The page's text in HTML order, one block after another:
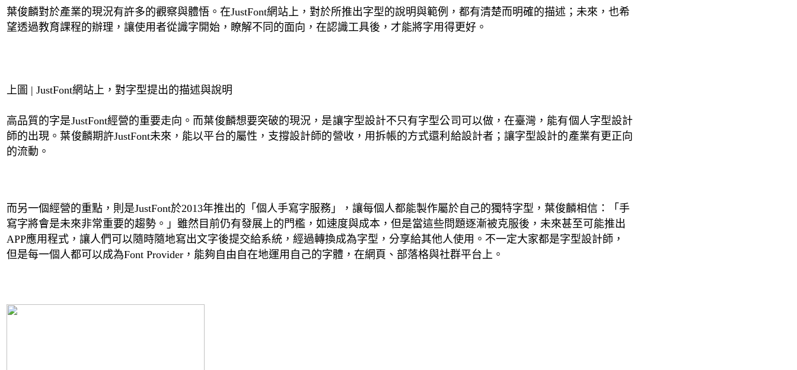
葉俊麟對於產業的現況有許多的觀察與體悟。在JustFont網站上，對於所推出字型的說明與範例，都有清楚而明確的描述；未來，也希
望透過教育課程的辦理，讓使用者從識字開始，瞭解不同的面向，在認識工具後，才能將字用得更好。
上圖 | JustFont網站上，對字型提出的描述與說明
高品質的字是JustFont經營的重要走向。而葉俊麟想要突破的現況，是讓字型設計不只有字型公司可以做，在臺灣，能有個人字型設計
師的出現。葉俊麟期許JustFont未來，能以平台的屬性，支撐設計師的營收，用拆帳的方式還利給設計者；讓字型設計的產業有更正向
的流動。
而另一個經營的重點，則是JustFont於2013年推出的 「 個人手寫字服務 」 ，讓每個人都能製作屬於自己的獨特字型，葉俊麟相信：
「手
寫字將會是未來非常重要的趨勢。」雖然目前仍有發展上的門檻，如速度與成本，但是當這些問題逐漸被克服後，未來甚至可能推出
APP應用程式，讓人們可以隨時隨地寫出文字後提交給系統，經過轉換成為字型，分享給其他人使用。不一定大家都是字型設計師，
但是每一個人都可以成為Font Provider ，能夠自由自在地運用自己的字體，在網頁、部落格與社群平台上。